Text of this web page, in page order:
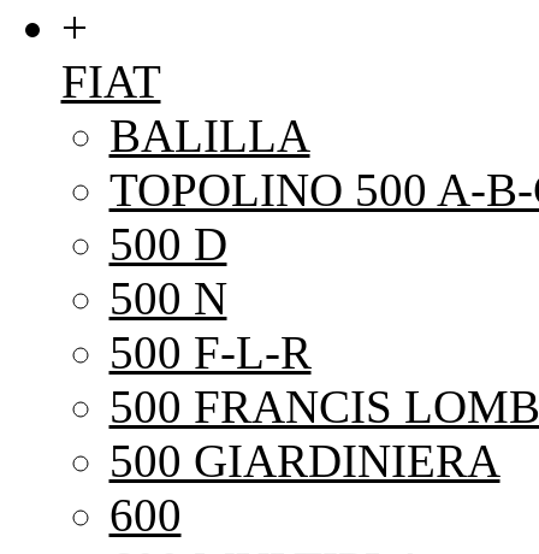
+
FIAT
BALILLA
TOPOLINO 500 A-
500 D
500 N
500 F-L-R
500 FRANCIS
500 GIARDINIERA
600